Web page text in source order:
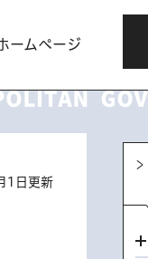
ームページ
1日更新